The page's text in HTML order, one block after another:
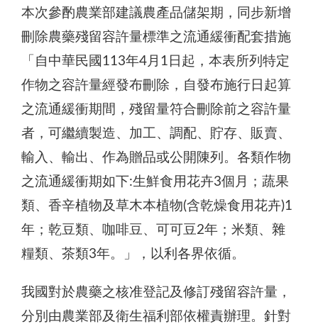
本次參酌農業部建議農產品儲架期，同步新增
刪除農藥殘留容許量標準之流通緩衝配套措施
「自中華民國113年4月1日起，本表所列特定
作物之容許量經發布刪除，自發布施行日起算
之流通緩衝期間，殘留量符合刪除前之容許量
者，可繼續製造、加工、調配、貯存、販賣、
輸入、輸出、作為贈品或公開陳列。各類作物
之流通緩衝期如下:生鮮食用花卉3個月；蔬果
類、香辛植物及草木本植物(含乾燥食用花卉)1
年；乾豆類、咖啡豆、可可豆2年；米類、雜
糧類、茶類3年。」，以利各界依循。
我國對於農藥之核准登記及修訂殘留容許量，
分別由農業部及衛生福利部依權責辦理。針對